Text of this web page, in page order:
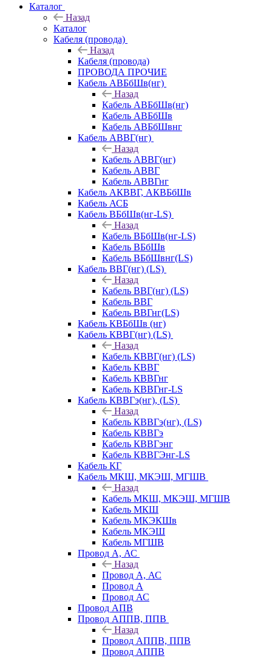
Каталог
Назад
Каталог
Кабеля (провода)
Назад
Кабеля (провода)
ПРОВОДА ПРОЧИЕ
Кабель АВБбШв(нг)
Назад
Кабель АВБбШв(нг)
Кабель АВБбШв
Кабель АВБбШвнг
Кабель АВВГ(нг)
Назад
Кабель АВВГ(нг)
Кабель АВВГ
Кабель АВВГнг
Кабель АКВВГ, АКВБбШв
Кабель АСБ
Кабель ВБбШв(нг-LS)
Назад
Кабель ВБбШв(нг-LS)
Кабель ВБбШв
Кабель ВБбШвнг(LS)
Кабель ВВГ(нг) (LS)
Назад
Кабель ВВГ(нг) (LS)
Кабель ВВГ
Кабель ВВГнг(LS)
Кабель КВБбШв (нг)
Кабель КВВГ(нг) (LS)
Назад
Кабель КВВГ(нг) (LS)
Кабель КВВГ
Кабель КВВГнг
Кабель КВВГнг-LS
Кабель КВВГэ(нг), (LS)
Назад
Кабель КВВГэ(нг), (LS)
Кабель КВВГэ
Кабель КВВГэнг
Кабель КВВГЭнг-LS
Кабель КГ
Кабель МКШ, МКЭШ, МГШВ
Назад
Кабель МКШ, МКЭШ, МГШВ
Кабель МКШ
Кабель МКЭКШв
Кабель МКЭШ
Кабель МГШВ
Провод А, АС
Назад
Провод А, АС
Провод А
Провод АС
Провод АПВ
Провод АППВ, ППВ
Назад
Провод АППВ, ППВ
Провод АППВ